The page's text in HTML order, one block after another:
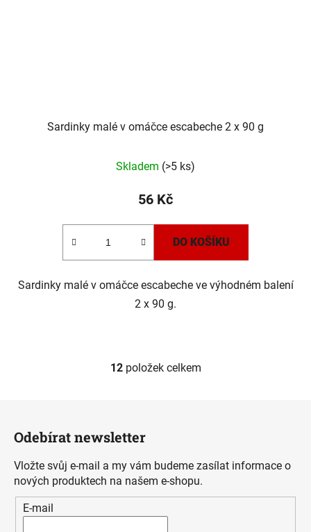
Sardinky malé v omáčce escabeche 2 x 90 g
Skladem (>5 ks)
56 Kč
DO KOŠÍKU
Sardinky malé v omáčce escabeche ve výhodném balení
2 x 90 g.
O
c
í
p
r
12položek celkem
Odebírat newsletter
Vložte svůj e-mail a my vám budeme zasílat informace o
nových produktech na našem e-shopu.
E-mail